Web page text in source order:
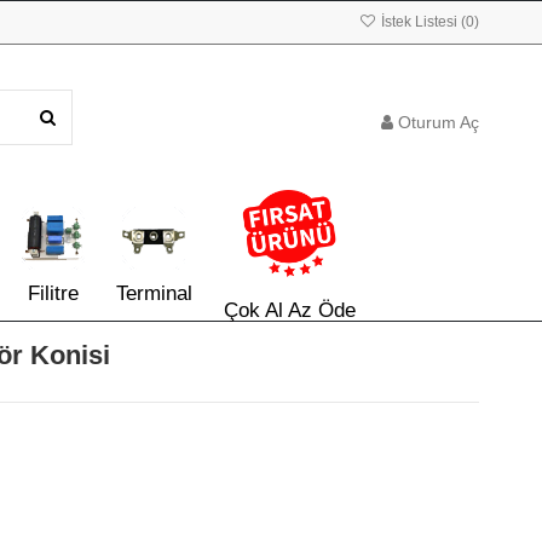
İstek Listesi (0)
Oturum Aç
Filitre Terminal
Çok Al Az Öde
Konisi